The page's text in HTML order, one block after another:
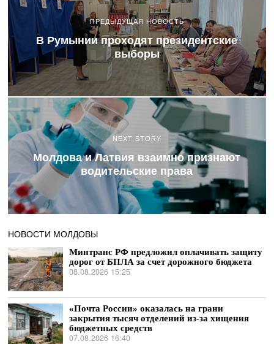
ПРЕДЫДУЩАЯ НОВОСТЬ
В Румынии проходят президентские
выборы
NEXT STORY
Молдова и Латвия взаимно признают
водительские права
НОВОСТИ МОЛДОВЫ
Минтранс РФ предложил оплачивать защиту
дорог от БПЛА за счет дорожного бюджета
08.08.2026 15:25
«Почта России» оказалась на грани
закрытия тысяч отделений из-за хищения
бюджетных средств
07.08.2026 16:40